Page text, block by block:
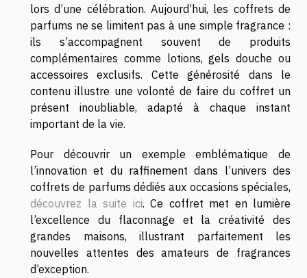
lors d’une célébration. Aujourd’hui, les coffrets de
parfums ne se limitent pas à une simple fragrance :
ils s’accompagnent souvent de produits
complémentaires comme lotions, gels douche ou
accessoires exclusifs. Cette générosité dans le
contenu illustre une volonté de faire du coffret un
présent inoubliable, adapté à chaque instant
important de la vie.
Pour découvrir un exemple emblématique de
l’innovation et du raffinement dans l’univers des
coffrets de parfums dédiés aux occasions spéciales,
découvrez la suite ici. Ce coffret met en lumière
l’excellence du flaconnage et la créativité des
grandes maisons, illustrant parfaitement les
nouvelles attentes des amateurs de fragrances
d’exception.